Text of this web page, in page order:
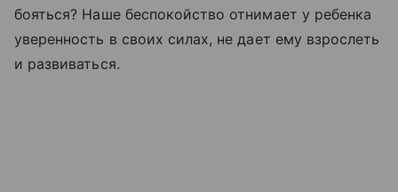
бояться? Наше беспокойство отнимает у ребенка
уверенность в своих силах, не дает ему взрослеть
и развиваться.